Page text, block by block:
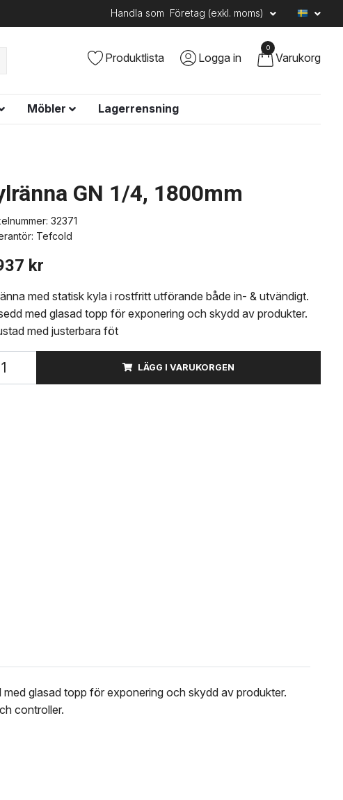
Handla som Företag (exkl. moms)
Produktlista Logga in
0
Varukorg
Möbler Lagerrensning
GN 1/4, 1800mm
32371
Tefcold
kr
med statisk kyla i rostfritt utförande både in- & utvändigt.
med glasad topp för exponering och skydd av produkter.
med justerbara föt
LÄGG I VARUKORGEN
glasad topp för exponering och skydd av produkter.
controller.